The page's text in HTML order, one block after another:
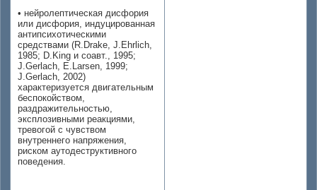
• нейролептическая дисфория
или дисфория, индуцированная
антипсихотическими
средствами (R.Drake, J.Ehrlich,
1985; D.King и соавт., 1995;
J.Gerlach, E.Larsen, 1999;
J.Gerlach, 2002)
характеризуется двигательным
беспокойством,
раздражительностью,
эксплозивными реакциями,
тревогой с чувством
внутреннего напряжения,
риском аутодеструктивного
поведения.